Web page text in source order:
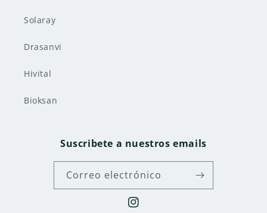
Solaray
Drasanvi
Hivital
Bioksan
Suscribete a nuestros emails
Correo electrónico
Instagram